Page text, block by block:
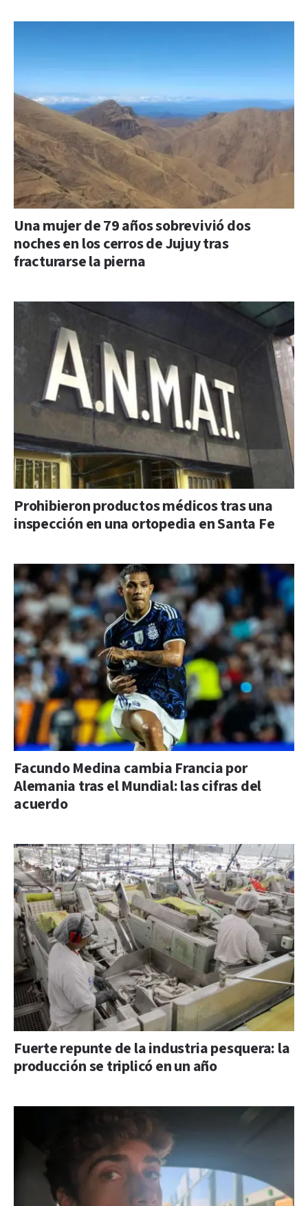
Una mujer de 79 años sobrevivió dos
noches en los cerros de Jujuy tras
fracturarse la pierna
Prohibieron productos médicos tras una
inspección en una ortopedia en Santa Fe
Facundo Medina cambia Francia por
Alemania tras el Mundial: las cifras del
acuerdo
Fuerte repunte de la industria pesquera: la
producción se triplicó en un año